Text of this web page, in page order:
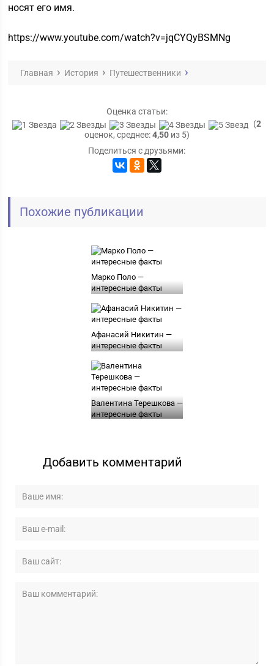
носят его имя.
https://www.youtube.com/watch?v=jqCYQyBSMNg
Главная История Путешественники
Оценка статьи:
(2
оценок, среднее:4,50из 5)
Поделиться с друзьями:
Похожие публикации
Марко Поло —
интересные факты
Афанасий Никитин —
интересные факты
Валентина Терешкова —
интересные факты
Добавить комментарий